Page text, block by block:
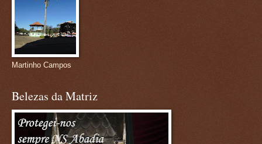
Martinho Campos
Belezas da Matriz